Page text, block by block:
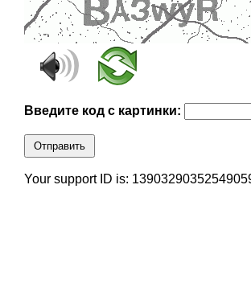
Введите код с картинки:
Отправить
Your support ID is: